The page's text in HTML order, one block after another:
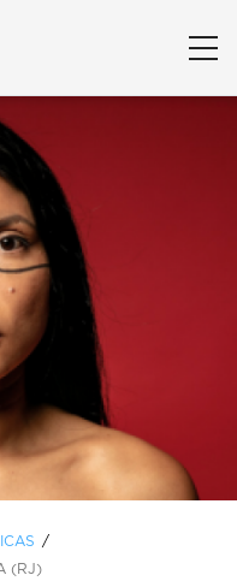
(RJ)